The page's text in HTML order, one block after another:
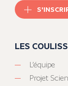
LES
L’équipe
Projet